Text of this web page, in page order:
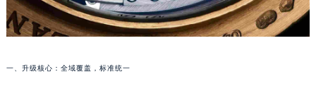
一、升级核心：全域覆盖，标准统一